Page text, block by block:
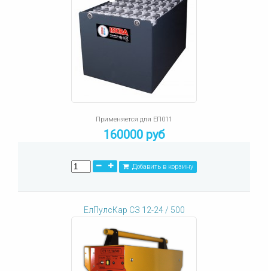
Применяется для ЕП011
160000 руб
Добавить в корзину
ЕлПулсКар СЗ 12-24 / 500